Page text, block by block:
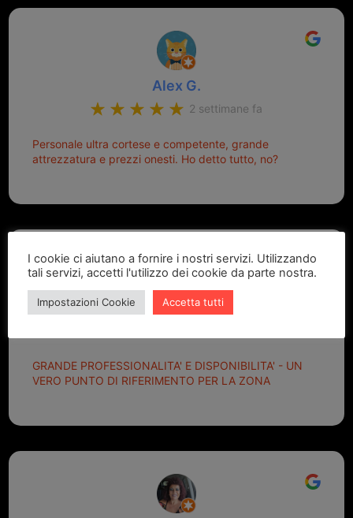
Alex G.
2 settimane fa
Personale ultra cortese e competente, grande
attrezzatura e prezzi onesti. Ho detto tutto, no?
Marcello Dastoli
GRANDE PROFESSIONALITA' E DISPONIBILITA' - UN
VERO PUNTO DI RIFERIMENTO PER LA ZONA
I cookie ci aiutano a fornire i nostri servizi. Utilizzando
tali servizi, accetti l'utilizzo dei cookie da parte nostra.
Impostazioni Cookie Accetta tutti